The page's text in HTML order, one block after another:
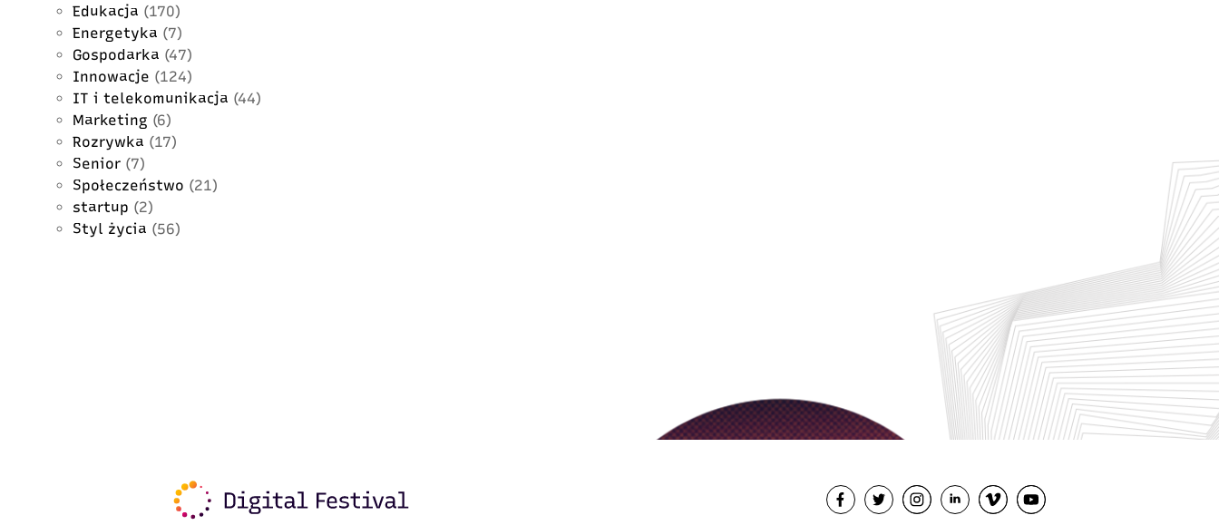
Edukacja (170)
Energetyka (7)
Gospodarka (47)
Innowacje (124)
IT i telekomunikacja (44)
Marketing (6)
Rozrywka (17)
Senior (7)
Społeczeństwo (21)
startup (2)
Styl życia (56)